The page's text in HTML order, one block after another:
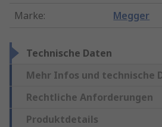
Marke: Megger
Technische Daten
Mehr Infos und technische
Rechtliche Anforderungen
Produktdetails